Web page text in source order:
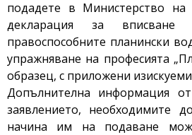
подадете в Министерство на
декларация за
правоспособните планински
упражняване на професията
образец, с приложени
Допълнителна информация
заявлението, необходимите
начина им на подаване